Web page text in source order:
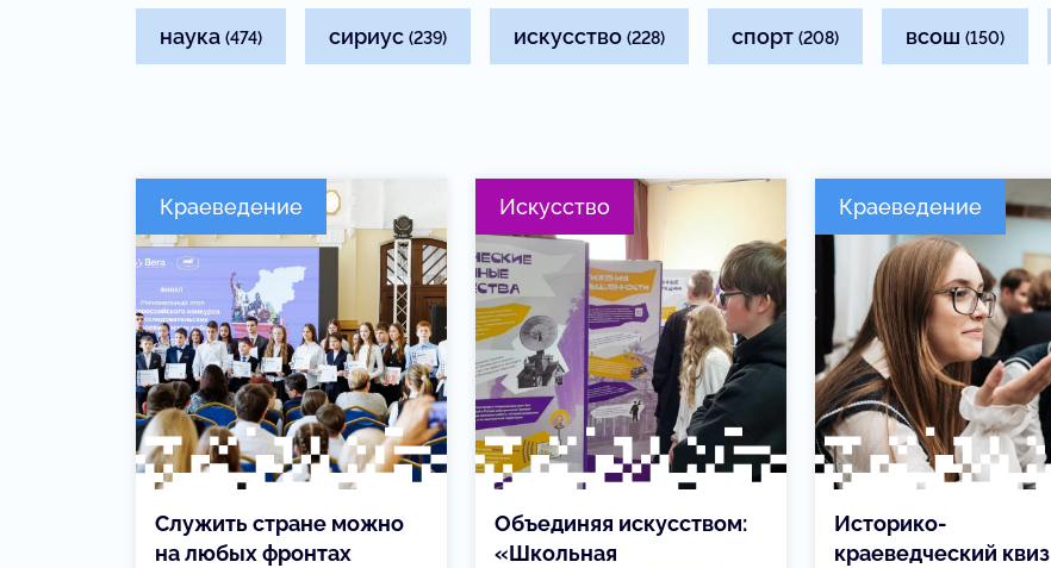
наука (474) сириус (239) искусство (228) спорт (208) всош (150)
Краеведение
Служить стране можно
на любых фронтах
Искусство
Объединяя искусством:
«Школьная
Краеведение
Историко-
краеведческий квиз